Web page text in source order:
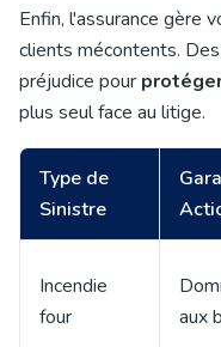
Enfin, l'assurance gère
clients mécontents.
préjudice pour
plus seul face au litige.
Type de
Sinistre
Incendie
four
aux